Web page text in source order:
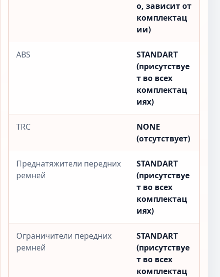
о, зависит от
комплектац
ии)
ABS
STANDART
(присутствуе
т во всех
комплектац
иях)
TRC
NONE
(отсутствует)
Преднатяжители передних
ремней
STANDART
(присутствуе
т во всех
комплектац
иях)
Ограничители передних
ремней
STANDART
(присутствуе
т во всех
комплектац